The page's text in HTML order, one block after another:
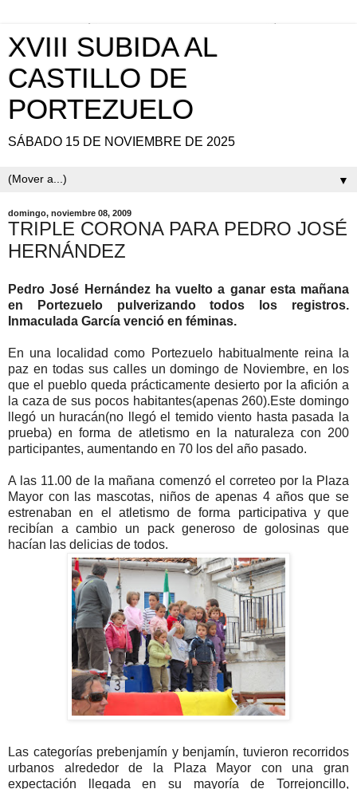
XVIII SUBIDA AL
CASTILLO DE
PORTEZUELO
SÁBADO 15 DE NOVIEMBRE DE 2025
▼
domingo, noviembre 08, 2009
TRIPLE CORONA PARA PEDRO JOSÉ
HERNÁNDEZ
Pedro José Hernández ha vuelto a ganar esta mañana
en Portezuelo pulverizando todos los registros.
Inmaculada García venció en féminas.
En una localidad como Portezuelo habitualmente reina la
paz en todas sus calles un domingo de Noviembre, en los
que el pueblo queda prácticamente desierto por la afición a
la caza de sus pocos habitantes(apenas 260).Este domingo
llegó un huracán(no llegó el temido viento hasta pasada la
prueba) en forma de atletismo en la naturaleza con 200
participantes, aumentando en 70 los del año pasado.
A las 11.00 de la mañana comenzó el correteo por la Plaza
Mayor con las mascotas, niños de apenas 4 años que se
estrenaban en el atletismo de forma participativa y que
recibían a cambio un pack generoso de golosinas que
hacían las delicias de todos.
Las categorías prebenjamín y benjamín, tuvieron recorridos
urbanos alrededor de la Plaza Mayor con una gran
expectación llegada en su mayoría de Torrejoncillo,